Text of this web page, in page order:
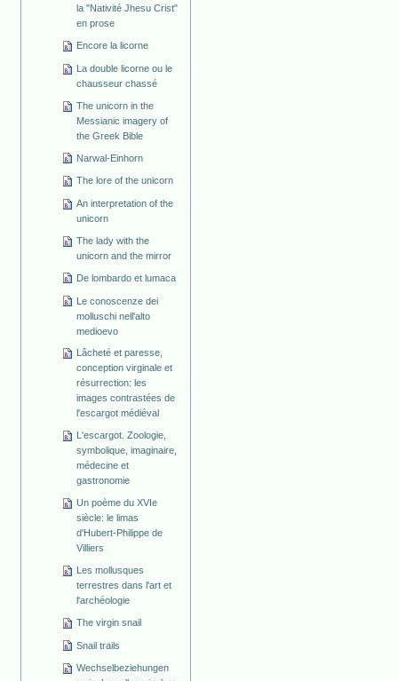
la "Nativité Jhesu Crist"
en prose
Encore la licorne
La double licorne ou le
chausseur chassé
The unicorn in the
Messianic imagery of
the Greek Bible
Narwal-Einhorn
The lore of the unicorn
An interpretation of the
unicorn
The lady with the
unicorn and the mirror
De lombardo et lumaca
Le conoscenze dei
molluschi nell'alto
medioevo
Lâcheté et paresse,
conception virginale et
résurrection: les
images contrastées de
l'escargot médiéval
L'escargot. Zoologie,
symbolique, imaginaire,
médecine et
gastronomie
Un poème du XVIe
siècle: le limas
d'Hubert-Philippe de
Villiers
Les mollusques
terrestres dans l'art et
l'archéologie
The virgin snail
Snail trails
Wechselbeziehungen